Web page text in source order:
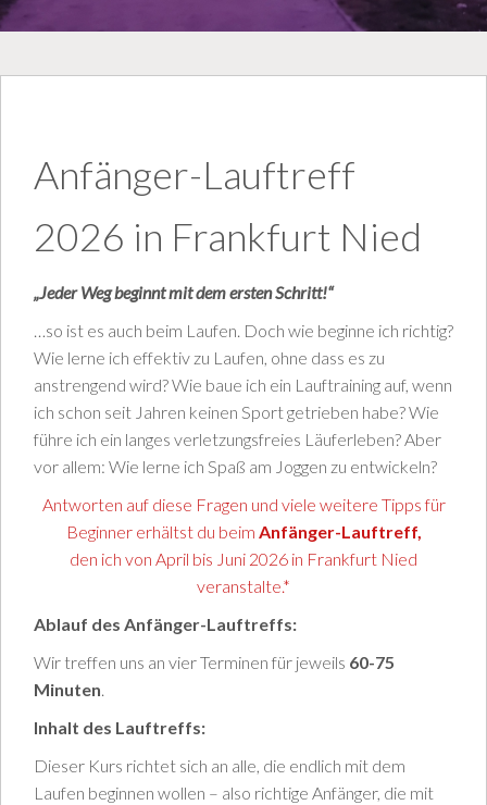
Anfänger-Lauftreff
2026 in Frankfurt Nied
„Jeder Weg beginnt mit dem ersten Schritt!“
…so ist es auch beim Laufen. Doch wie beginne ich richtig?
Wie lerne ich effektiv zu Laufen, ohne dass es zu
anstrengend wird? Wie baue ich ein Lauftraining auf, wenn
ich schon seit Jahren keinen Sport getrieben habe? Wie
führe ich ein langes verletzungsfreies Läuferleben? Aber
vor allem: Wie lerne ich Spaß am Joggen zu entwickeln?
Antworten auf diese Fragen und viele weitere Tipps für
Beginner erhältst du beim Anfänger-Lauftreff,
den ich von April bis Juni 2026 in Frankfurt Nied
veranstalte.*
Ablauf des Anfänger-Lauftreffs:
Wir treffen uns an vier Terminen für jeweils 60-75
Minuten.
Inhalt des Lauftreffs:
Dieser Kurs richtet sich an alle, die endlich mit dem
Laufen beginnen wollen – also richtige Anfänger, die mit